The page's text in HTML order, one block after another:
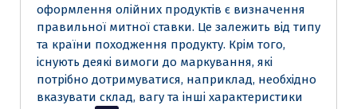
оформлення олійних продуктів є визначення
правильної митної ставки. Це залежить від типу
та країни походження продукту. Крім того,
існують деякі вимоги до маркування, які
потрібно дотримуватися, наприклад, необхідно
вказувати склад, вагу та інші характеристики